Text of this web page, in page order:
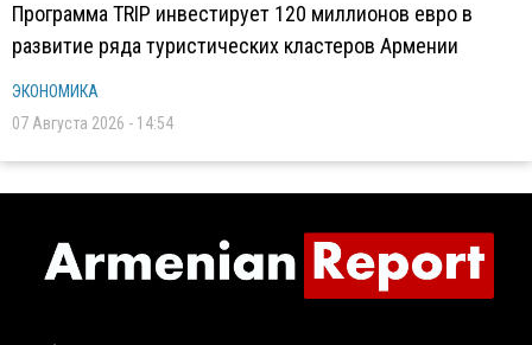
Программа TRIP инвестирует 120 миллионов евро в
развитие ряда туристических кластеров Армении
ЭКОНОМИКА
07 Августа 2026 - 14:54